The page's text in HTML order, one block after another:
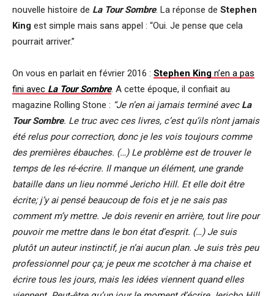
nouvelle histoire de La Tour Sombre. La réponse de Stephen
King est simple mais sans appel : “Oui. Je pense que cela
pourrait arriver.”
On vous en parlait en février 2016 : Stephen King n’en a pas
fini avec La Tour Sombre. A cette époque, il confiait au
magazine Rolling Stone : “Je n’en ai jamais terminé avec La
Tour Sombre. Le truc avec ces livres, c’est qu’ils n’ont jamais
été relus pour correction, donc je les vois toujours comme
des premières ébauches. (…) Le problème est de trouver le
temps de les ré-écrire. Il manque un élément, une grande
bataille dans un lieu nommé Jericho Hill. Et elle doit être
écrite; j’y ai pensé beaucoup de fois et je ne sais pas
comment m’y mettre. Je dois revenir en arrière, tout lire pour
pouvoir me mettre dans le bon état d’esprit. (…) Je suis
plutôt un auteur instinctif, je n’ai aucun plan. Je suis très peu
professionnel pour ça; je peux me scotcher à ma chaise et
écrire tous les jours, mais les idées viennent quand elles